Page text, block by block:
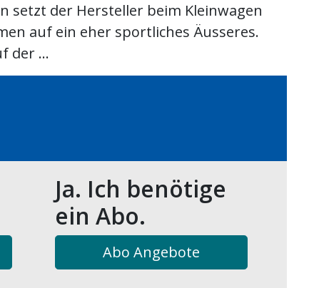
setzt der Hersteller beim Kleinwagen
auf ein eher sportliches Äusseres.
der ...
Ja. Ich benötige
ein Abo.
Abo Angebote